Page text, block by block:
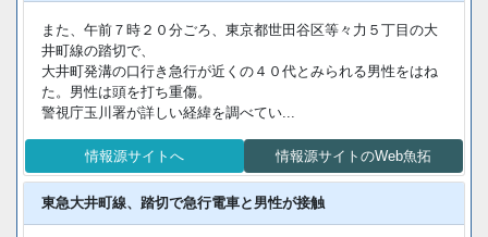
また、午前７時２０分ごろ、東京都世田谷区等々力５丁目の大
井町線の踏切で、
大井町発溝の口行き急行が近くの４０代とみられる男性をはね
た。男性は頭を打ち重傷。
警視庁玉川署が詳しい経緯を調べてい...
情報源サイトへ 情報源サイトのWeb魚拓
東急大井町線、踏切で急行電車と男性が接触